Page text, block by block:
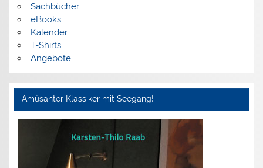
Sachbücher
eBooks
Kalender
T-Shirts
Angebote
Amüsanter Klassiker mit Seegang!